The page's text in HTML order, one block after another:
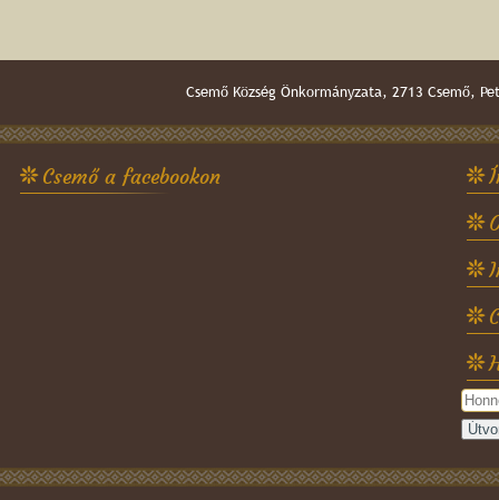
Csemő Község Önkormányzata, 2713
Csemő a facebookon